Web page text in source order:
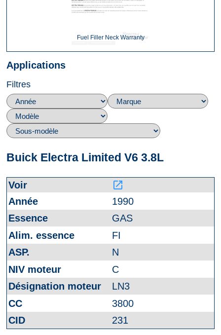
Fuel Filler Neck Warranty
Applications
Filtres
Buick Electra Limited V6 3.8L
launch
1990
GAS
FI
N
C
LN3
3800
231